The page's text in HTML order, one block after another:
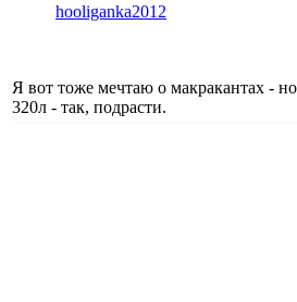
hooliganka2012
Я вот тоже мечтаю о макракантах -
320л - так, подрасти.